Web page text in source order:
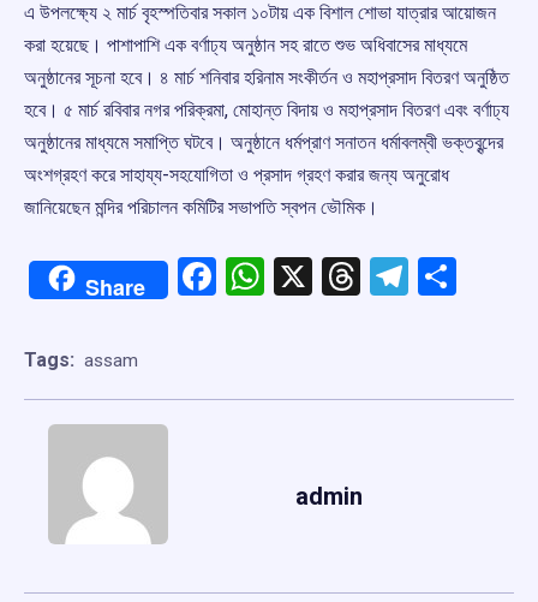
এ উপলক্ষ্যে ২ মার্চ বৃহস্পতিবার সকাল ১০টায় এক বিশাল শোভা যাত্রার আয়োজন
করা হয়েছে। পাশাপাশি এক বর্ণাঢ্য অনুষ্ঠান সহ রাতে শুভ অধিবাসের মাধ্যমে
অনুষ্ঠানের সূচনা হবে। ৪ মার্চ শনিবার হরিনাম সংকীর্তন ও মহাপ্রসাদ বিতরণ অনুষ্ঠিত
হবে। ৫ মার্চ রবিবার নগর পরিক্রমা, মোহান্ত বিদায় ও মহাপ্রসাদ বিতরণ এবং বর্ণাঢ্য
অনুষ্ঠানের মাধ্যমে সমাপ্তি ঘটবে। অনুষ্ঠানে ধর্মপ্রাণ সনাতন ধর্মাবলম্বী ভক্তবৃন্দের
অংশগ্রহণ করে সাহায্য-সহযোগিতা ও প্রসাদ গ্রহণ করার জন্য অনুরোধ
জানিয়েছেন মন্দির পরিচালন কমিটির সভাপতি স্বপন ভৌমিক।
Share Facebook
WhatsApp
X Threads
Tags: assam
admin